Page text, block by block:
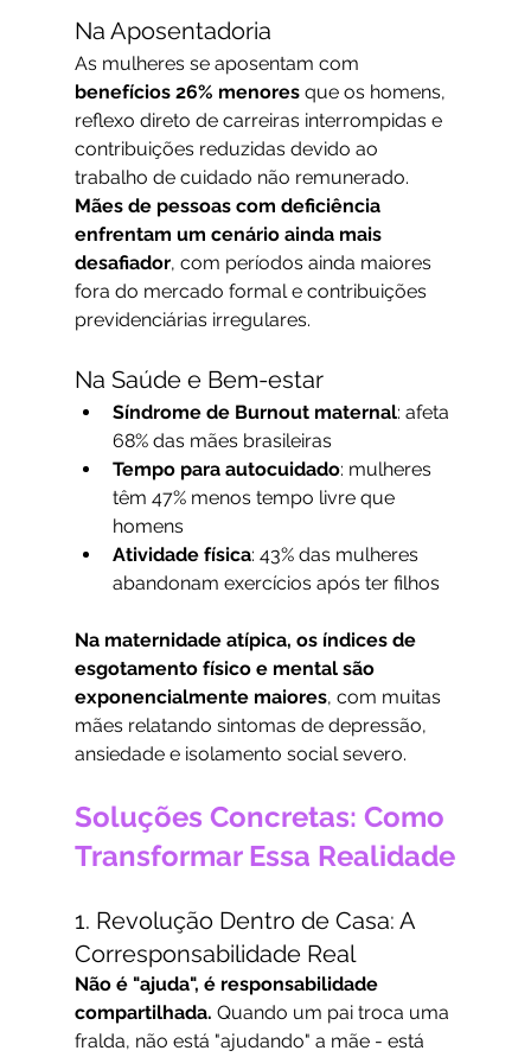
Na Aposentadoria
As mulheres se aposentam com
benefícios 26% menores que os homens,
reflexo direto de carreiras interrompidas e
contribuições reduzidas devido ao
trabalho de cuidado não remunerado.
Mães de pessoas com deficiência
enfrentam um cenário ainda mais
desafiador, com períodos ainda maiores
fora do mercado formal e contribuições
previdenciárias irregulares.
Na Saúde e Bem-estar
Síndrome de Burnout maternal: afeta
68% das mães brasileiras
Tempo para autocuidado: mulheres
têm 47% menos tempo livre que
homens
Atividade física: 43% das mulheres
abandonam exercícios após ter filhos
Na maternidade atípica, os índices de
esgotamento físico e mental são
exponencialmente maiores, com muitas
mães relatando sintomas de depressão,
ansiedade e isolamento social severo.
Soluções Concretas: Como
Transformar Essa Realidade
1. Revolução Dentro de Casa: A
Corresponsabilidade Real
Não é "ajuda", é responsabilidade
compartilhada. Quando um pai troca uma
fralda, não está "ajudando" a mãe - está